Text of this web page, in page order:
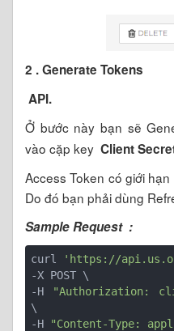
2 . Generate Tokens
API.
Ở bước này bạn sẽ
vào cặp key Client
Access Token có giới
Do đó bạn phải dùng
Sample Request :
curl
'https://
-X POST \
-H
"Authorization:
\
-H
"Content-Type: